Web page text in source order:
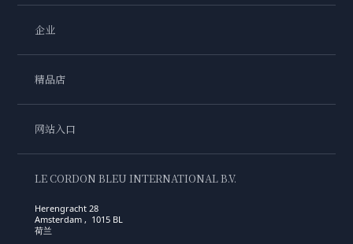
企业
精品店
网站入口
LE CORDON BLEU INTERNATIONAL B.V.
Herengracht 28
Amsterdam , 1015 BL
荷兰